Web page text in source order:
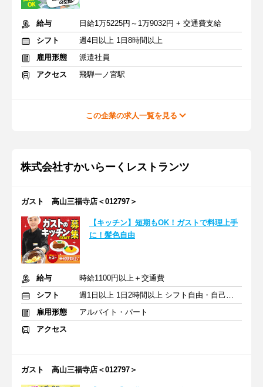
給与
日給1万5225円～1万9032円 + 交通費支給
シフト
週4日以上 1日8時間以上
雇用形態
派遣社員
アクセス
飛騨一ノ宮駅
この企業の求人一覧を見る
株式会社すかいらーくレストランツ
ガスト 高山三福寺店＜012797＞
【キッチン】短期もOK！ガストで料理上手
に！髪色自由
給与
時給1100円以上＋交通費
シフト
週1日以上 1日2時間以上 シフト自由・自己申告
雇用形態
アルバイト・パート
アクセス
ガスト 高山三福寺店＜012797＞